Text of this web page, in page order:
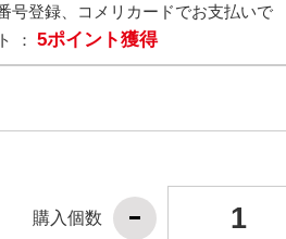
号登録、コメリカードでお支払いで
： 5ポイント獲得
購入個数